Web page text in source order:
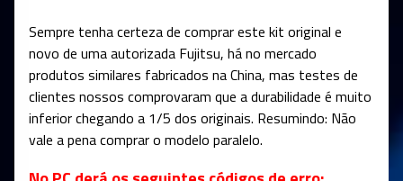
Sempre tenha certeza de comprar este kit original e
novo de uma autorizada Fujitsu, há no mercado
produtos similares fabricados na China, mas testes de
clientes nossos comprovaram que a durabilidade é muito
inferior chegando a 1/5 dos originais. Resumindo: Não
vale a pena comprar o modelo paralelo.